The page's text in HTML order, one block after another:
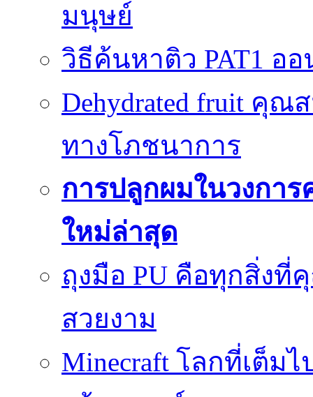
มนุษย์
วิธีค้นหาติว PAT1 อ
Dehydrated fruit คุ
ทางโภชนาการ
การปลูกผมในวงกา
ใหม่ล่าสุด
ถุงมือ PU คือทุกสิ่งที่
สวยงาม
Minecraft โลกที่เต็ม